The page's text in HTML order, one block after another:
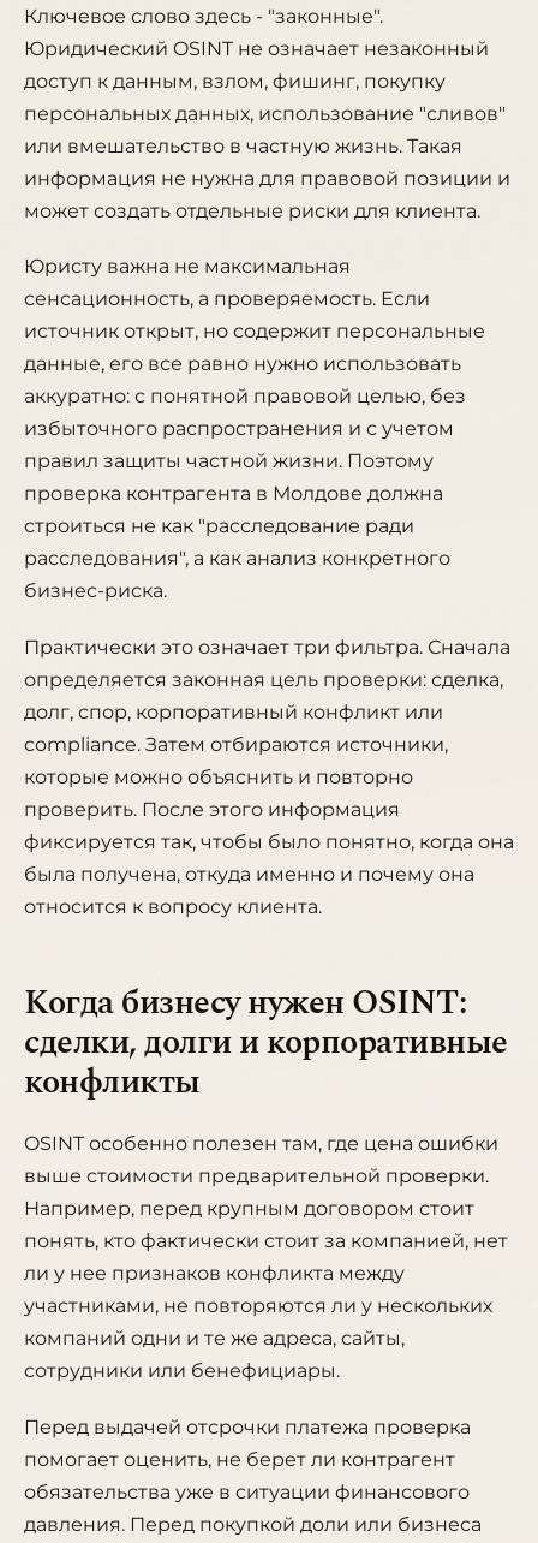
Ключевое слово здесь - "законные".
Юридический OSINT не означает незаконный
доступ к данным, взлом, фишинг, покупку
персональных данных, использование "сливов"
или вмешательство в частную жизнь. Такая
информация не нужна для правовой позиции и
может создать отдельные риски для клиента.
Юристу важна не максимальная
сенсационность, а проверяемость. Если
источник открыт, но содержит персональные
данные, его все равно нужно использовать
аккуратно: с понятной правовой целью, без
избыточного распространения и с учетом
правил защиты частной жизни. Поэтому
проверка контрагента в Молдове должна
строиться не как "расследование ради
расследования", а как анализ конкретного
бизнес-риска.
Практически это означает три фильтра. Сначала
определяется законная цель проверки: сделка,
долг, спор, корпоративный конфликт или
compliance. Затем отбираются источники,
которые можно объяснить и повторно
проверить. После этого информация
фиксируется так, чтобы было понятно, когда она
была получена, откуда именно и почему она
относится к вопросу клиента.
Когда бизнесу нужен OSINT:
сделки, долги и корпоративные
конфликты
OSINT особенно полезен там, где цена ошибки
выше стоимости предварительной проверки.
Например, перед крупным договором стоит
понять, кто фактически стоит за компанией, нет
ли у нее признаков конфликта между
участниками, не повторяются ли у нескольких
компаний одни и те же адреса, сайты,
сотрудники или бенефициары.
Перед выдачей отсрочки платежа проверка
помогает оценить, не берет ли контрагент
обязательства уже в ситуации финансового
давления. Перед покупкой доли или бизнеса